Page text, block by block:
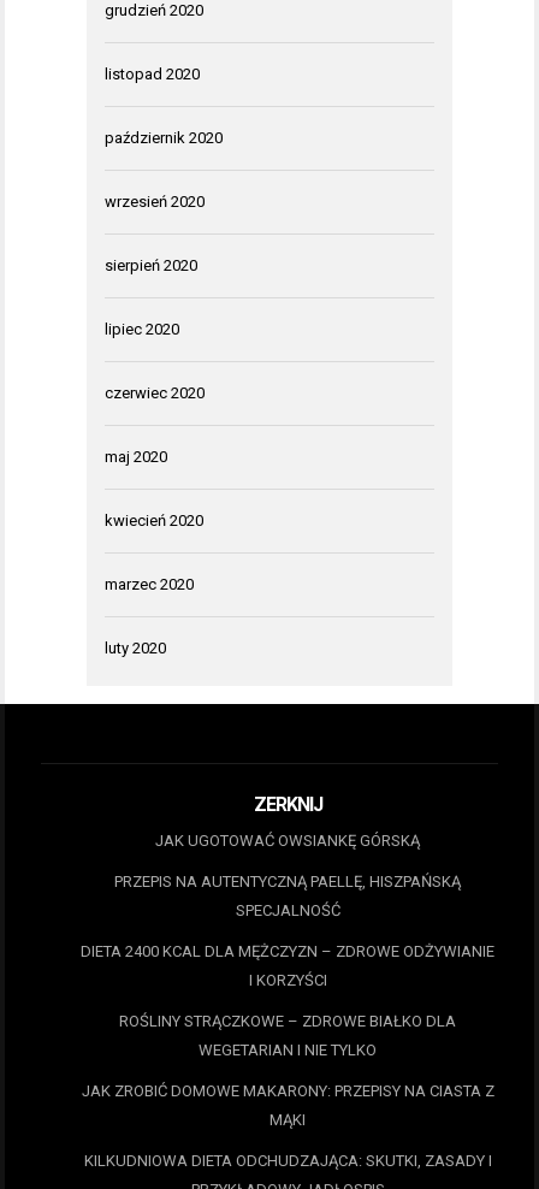
grudzień 2020
listopad 2020
październik 2020
wrzesień 2020
sierpień 2020
lipiec 2020
czerwiec 2020
maj 2020
kwiecień 2020
marzec 2020
luty 2020
ZERKNIJ
JAK UGOTOWAĆ OWSIANKĘ GÓRSKĄ
PRZEPIS NA AUTENTYCZNĄ PAELLĘ, HISZPAŃSKĄ
SPECJALNOŚĆ
DIETA 2400 KCAL DLA MĘŻCZYZN – ZDROWE ODŻYWIANIE
I KORZYŚCI
ROŚLINY STRĄCZKOWE – ZDROWE BIAŁKO DLA
WEGETARIAN I NIE TYLKO
JAK ZROBIĆ DOMOWE MAKARONY: PRZEPISY NA CIASTA Z
MĄKI
KILKUDNIOWA DIETA ODCHUDZAJĄCA: SKUTKI, ZASADY I